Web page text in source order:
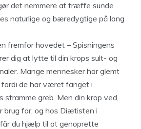
det nemmere at træffe sunde
naturlige og bæredygtige på lang
fremfor hovedet– Spisningens
dig at lytte til din krops sult- og
Mange mennesker har glemt
fordi de har været fanget i
stramme greb. Men din krop ved,
brug for, og hos Diætisten i
du hjælp til at genoprette